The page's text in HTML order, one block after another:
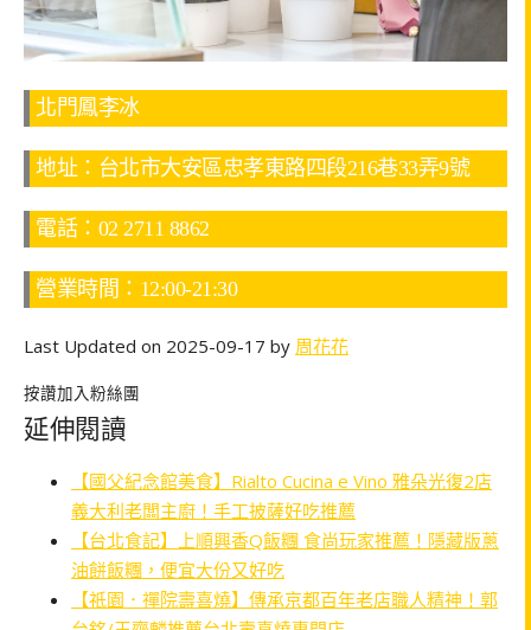
北門鳳李冰
地址：台北市大安區忠孝東路四段216巷33弄9號
電話：02 2711 8862
營業時間：12:00-21:30
Last Updated on 2025-09-17 by 周花花
按讚加入粉絲團
延伸閱讀
【國父紀念館美食】Rialto Cucina e Vino 雅朵光復2店
義大利老闆主廚！手工披薩好吃推薦
【台北食記】上順興香Q飯糰 食尚玩家推薦！隱藏版蔥
油餅飯糰，便宜大份又好吃
【祇園．禪院壽喜燒】傳承京都百年老店職人精神！郭